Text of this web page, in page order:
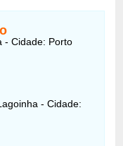
- Cidade: Porto
- Cidade: